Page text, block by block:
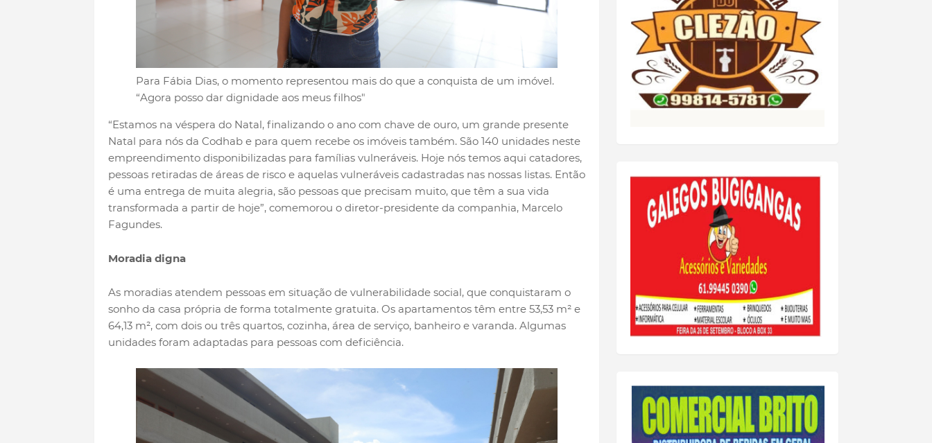
Para Fábia Dias, o momento representou mais do que a conquista de um imóvel.
“Agora posso dar dignidade aos meus filhos"
“Estamos na véspera do Natal, finalizando o ano com chave de ouro, um grande presente
Natal para nós da Codhab e para quem recebe os imóveis também. São 140 unidades neste
empreendimento disponibilizadas para famílias vulneráveis. Hoje nós temos aqui catadores,
pessoas retiradas de áreas de risco e aquelas vulneráveis cadastradas nas nossas listas. Então
é uma entrega de muita alegria, são pessoas que precisam muito, que têm a sua vida
transformada a partir de hoje”, comemorou o diretor-presidente da companhia, Marcelo
Fagundes.
Moradia digna
As moradias atendem pessoas em situação de vulnerabilidade social, que conquistaram o
sonho da casa própria de forma totalmente gratuita. Os apartamentos têm entre 53,53 m² e
64,13 m², com dois ou três quartos, cozinha, área de serviço, banheiro e varanda. Algumas
unidades foram adaptadas para pessoas com deficiência.